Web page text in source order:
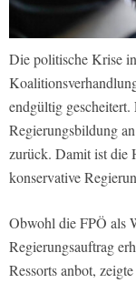
Die politische Krise
endgültig
Regierungsbildung
zurück. Damit ist die
konservative
Obwohl die FPÖ als
Regierungsauftrag
Ressorts anbot,